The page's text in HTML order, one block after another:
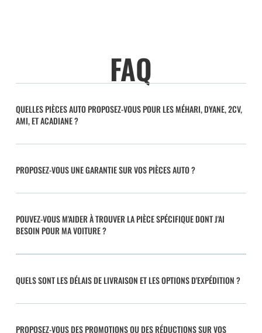
FAQ
QUELLES PIÈCES AUTO PROPOSEZ-VOUS POUR LES MÉHARI, DYANE, 2CV,
AMI, ET ACADIANE ?
PROPOSEZ-VOUS UNE GARANTIE SUR VOS PIÈCES AUTO ?
POUVEZ-VOUS M'AIDER À TROUVER LA PIÈCE SPÉCIFIQUE DONT J'AI
BESOIN POUR MA VOITURE ?
QUELS SONT LES DÉLAIS DE LIVRAISON ET LES OPTIONS D'EXPÉDITION ?
PROPOSEZ-VOUS DES PROMOTIONS OU DES RÉDUCTIONS SUR VOS